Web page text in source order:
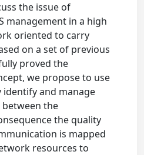
the issue of
management in a high
oriented to carry
on a set of previous
proved the
we propose to use
identify and manage
the
the quality
is mapped
resources to